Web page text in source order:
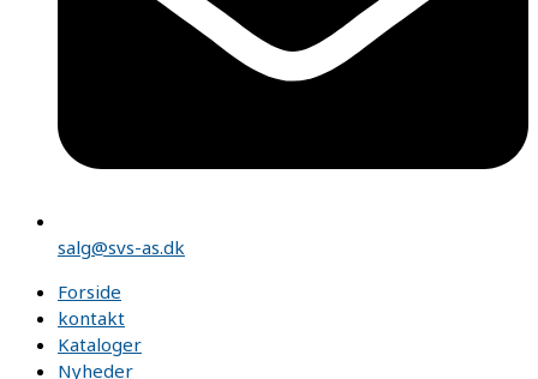
salg@svs-as.dk
Forside
kontakt
Kataloger
Nyheder